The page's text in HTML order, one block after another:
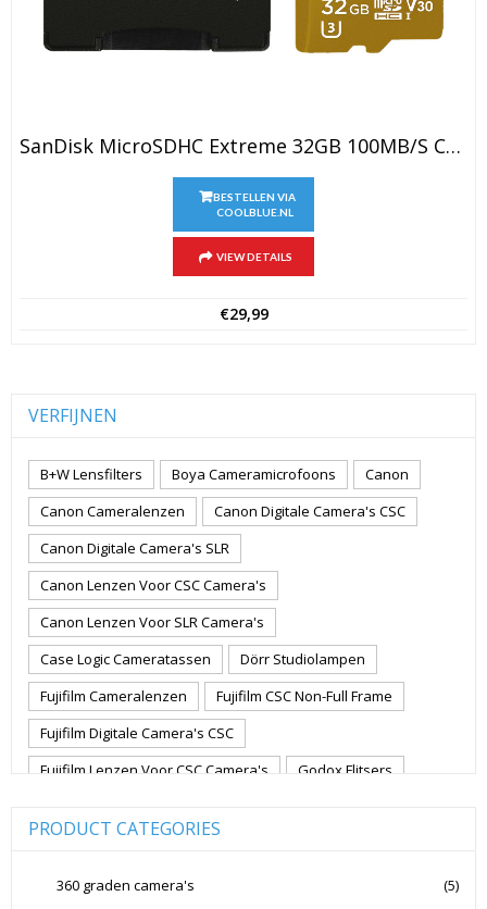
SanDisk MicroSDHC Extreme 32GB 100MB/s CL10 + SD Adapter
BESTELLEN VIA
COOLBLUE.NL
VIEW DETAILS
€29,99
VERFIJNEN
B+W Lensfilters Boya Cameramicrofoons
Canon
Canon Cameralenzen
Canon Digitale Camera's CSC
Canon Digitale Camera's SLR
Canon Lenzen Voor CSC Camera's
Canon Lenzen Voor SLR Camera's
Case Logic Cameratassen
Dörr Studiolampen
Fujifilm Cameralenzen
Fujifilm CSC Non-Full Frame
Fujifilm Digitale Camera's CSC
Fujifilm Lenzen Voor CSC Camera's
Godox Flitsers
Jupio Accu's Voor Camera's
PRODUCT CATEGORIES
360 graden camera's
(5)